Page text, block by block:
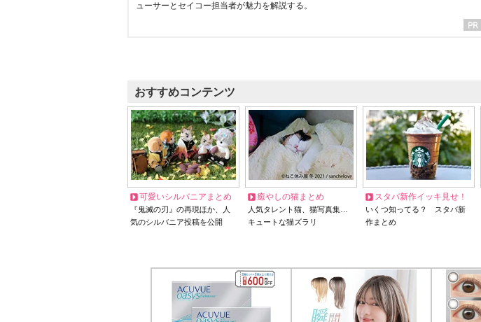
ューサーとセイコー担当者が魅力を解説する。
おすすめコンテンツ
可愛いシルバニアまとめ
『鬼滅の刃』の再現ほか、人
気のシルバニア投稿を公開
癒やしの猫まとめ
人気タレント猫、猫写真集…
キュートな猫ズラリ
スタバ新作イッキ見せ！
いくつ知ってる？ スタバ新
作まとめ